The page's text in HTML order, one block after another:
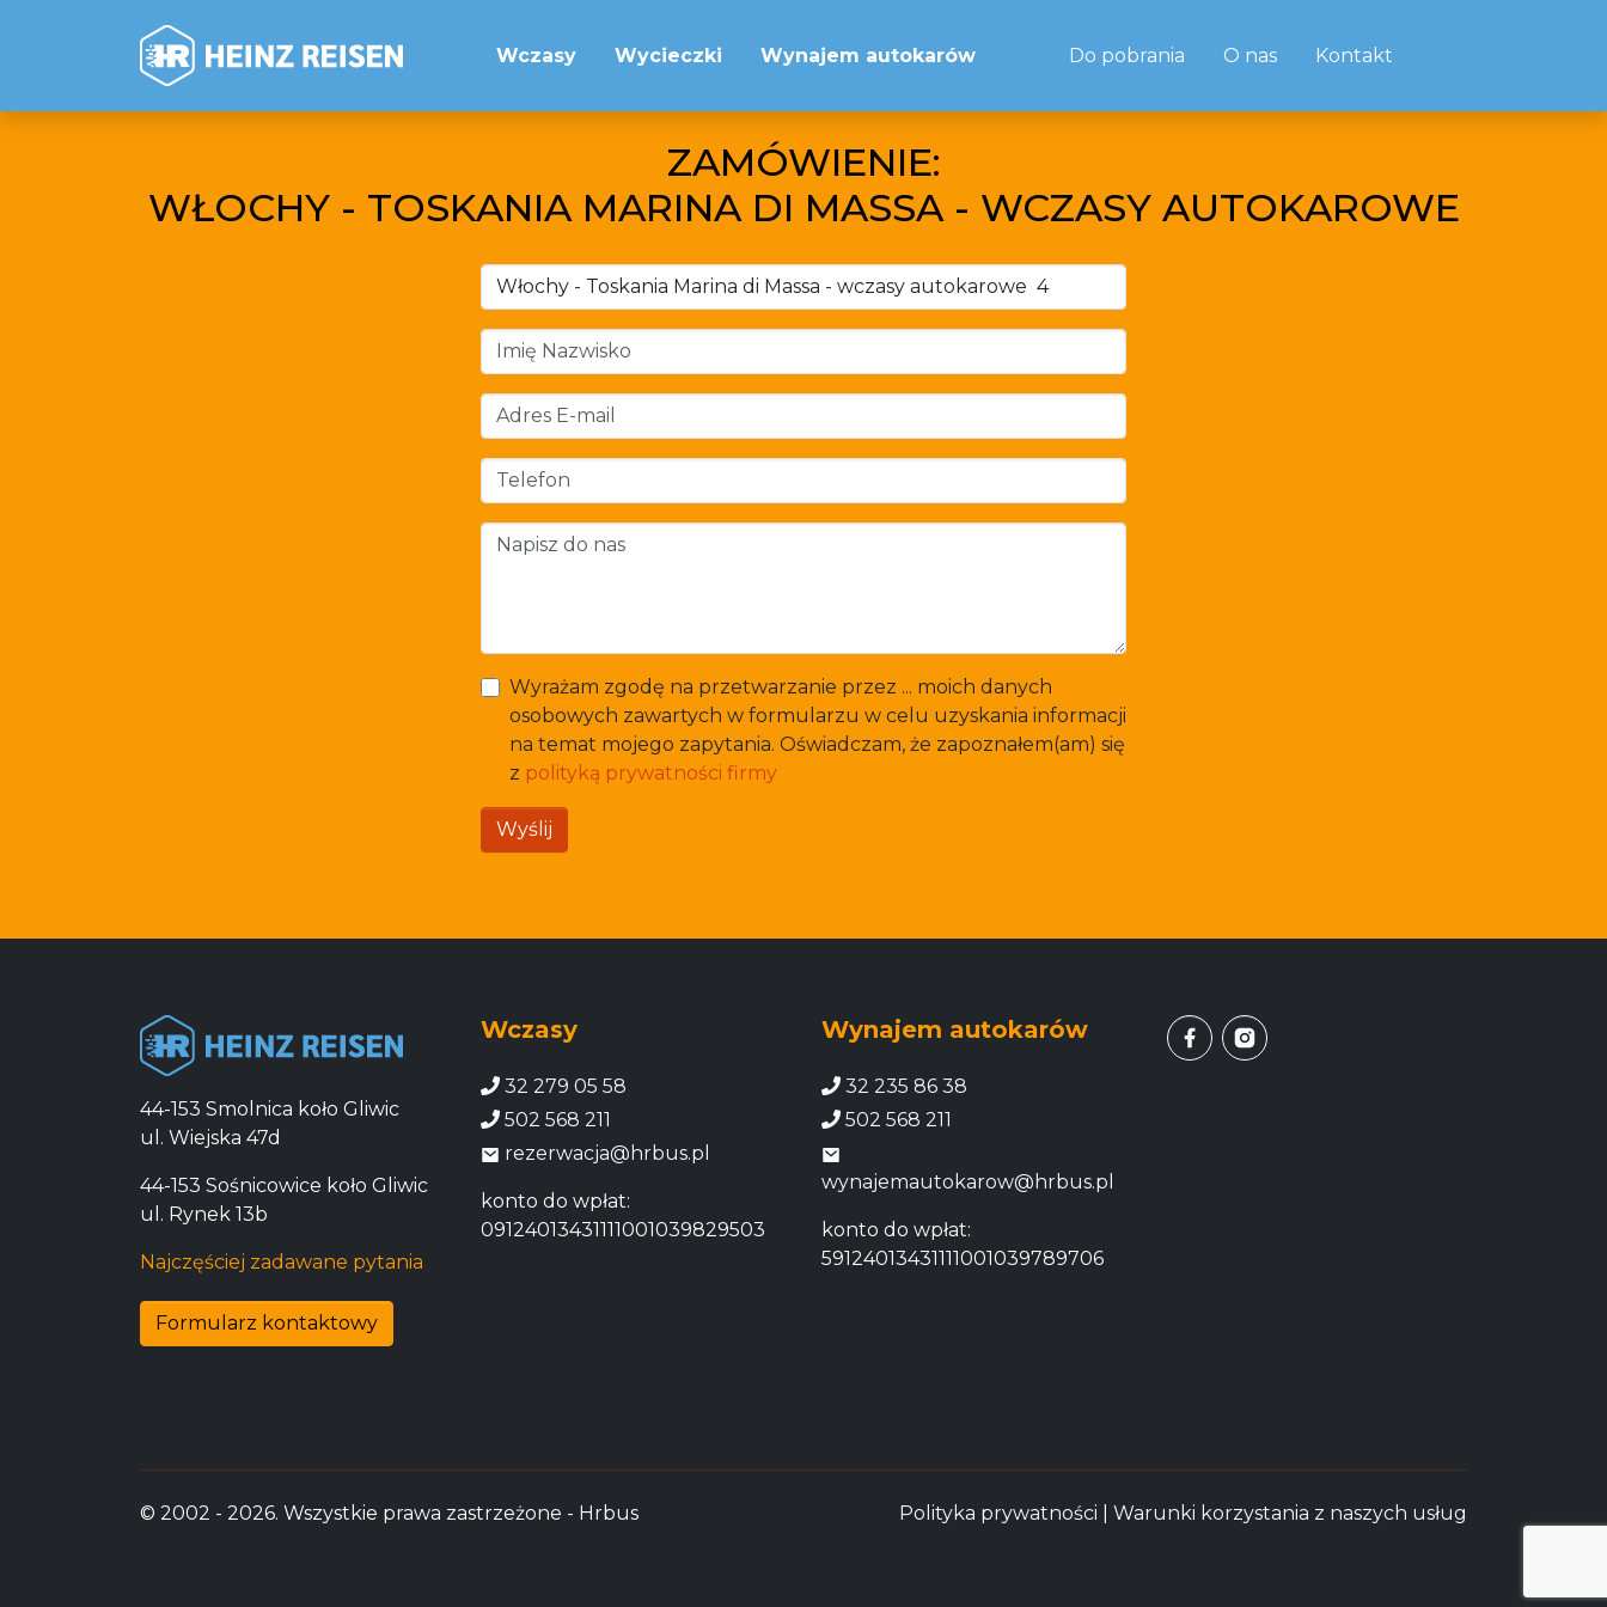
Wczasy Wycieczki Wynajem autokarów Do pobrania O nas Kontakt
ZAMÓWIENIE:
WŁOCHY - TOSKANIA MARINA DI MASSA - WCZASY AUTOKAROWE
Wyrażam zgodę na przetwarzanie przez ... moich danych
osobowych zawartych w formularzu w celu uzyskania informacji
na temat mojego zapytania. Oświadczam, że zapoznałem(am) się
z polityką prywatności firmy
Wyślij
44-153 Smolnica koło Gliwic
ul. Wiejska 47d
44-153 Sośnicowice koło Gliwic
ul. Rynek 13b
Najczęściej zadawane pytania
Formularz kontaktowy
Wczasy
32 279 05 58
502 568 211
rezerwacja@hrbus.pl
konto do wpłat:
09124013431111001039829503
Wynajem autokarów
32 235 86 38
502 568 211
wynajemautokarow@hrbus.pl
konto do wpłat:
59124013431111001039789706
© 2002 - 2026. Wszystkie prawa zastrzeżone - Hrbus Polityka prywatności Warunki korzystania z naszych usług